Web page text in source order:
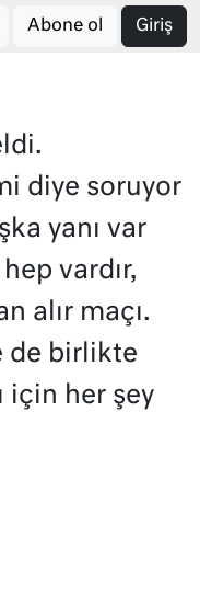
Abone ol Giriş
diye soruyor
yanı var
vardır,
alır maçı.
de birlikte
için her şey